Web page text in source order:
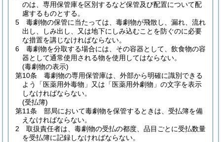
のは、専用保管庫を区別するなど保管及び配置について配
慮するものとする。
5
毒劇物の保管に当たっては、毒劇物が飛散し、漏れ、流れ
出し、しみ出し、又は地下にしみ込むことを防ぐのに必要
な措置を講じなければならない。
6
毒劇物を分取する場合には、その容器として、飲食物の容
器として通常使用される物を使用してはならない。
(毒劇物の表示)
第10条
毒劇物の専用保管庫は、外部から明確に識別できる
よう「医薬用外毒物」又は「医薬用外劇物」の文字を表示
しなければならない。
(受払簿)
第11条
部局において毒劇物を保管するときは、受払簿を備
えなければならない。
2
取扱責任者は、毒劇物の受払の都度、品目ごとに受払数量
を受払簿に記録しなければならない。